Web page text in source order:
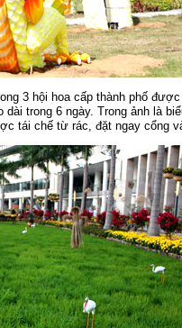
3 hội hoa cấp thành phố
trong 6 ngày. Trong ảnh là
tái chế từ rác, đặt ngay cổng